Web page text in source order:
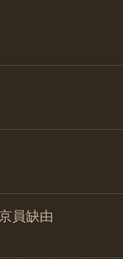
員缺由